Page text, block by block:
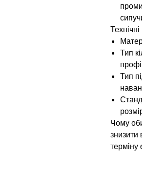
Тип
Тип
Чому
знизити
терміну